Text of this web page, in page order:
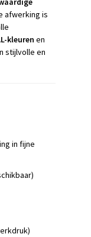
afwerking is
kleuren en
stijlvolle en
in fijne